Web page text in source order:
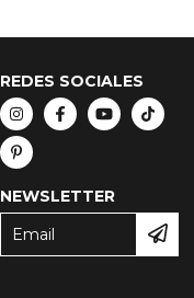
REDES SOCIALES
NEWSLETTER